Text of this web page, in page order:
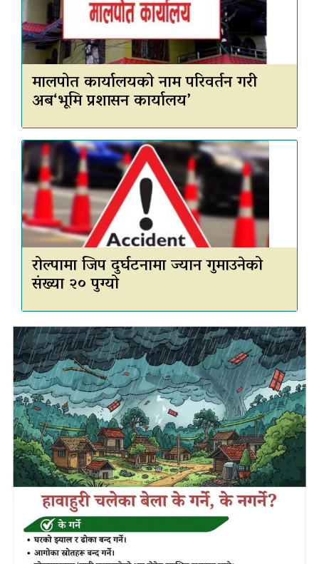
मालपोत कार्यालयको नाम परिवर्तन गरी
अब‘भूमि प्रशासन कार्यालय’
रोल्पामा जिप दुर्घटनामा ज्यान गुमाउनेको
संख्या २० पुग्यो